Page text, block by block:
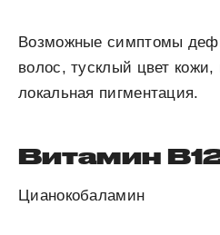
Возможные симптомы
волос, тусклый цвет кожи,
локальная пигментация.
Витамин В
Цианокобаламин